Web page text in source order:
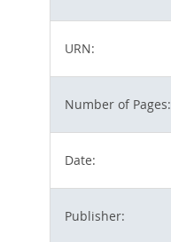
URN:
Number of Pages:
Date:
Publisher: